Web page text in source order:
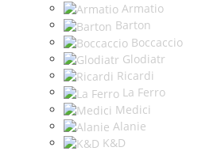
Armatio
Barton
Boccaccio
Glodiatr
Ricardi
La Ferro
Medici
Alanie
K&D